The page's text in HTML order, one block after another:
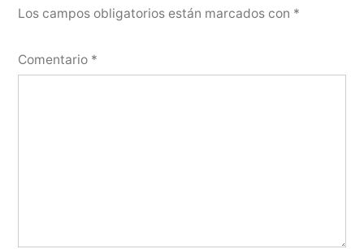
Los campos obligatorios están marcados con *
Comentario *